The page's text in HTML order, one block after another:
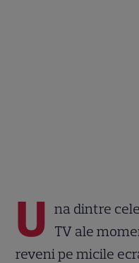
U na dintre
TV ale
reveni pe micile